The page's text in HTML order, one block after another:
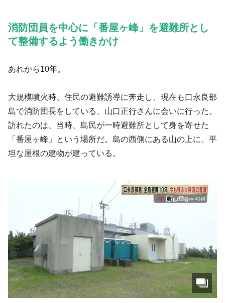
消防団員を中心に「番屋ヶ峰」を避難所とし
て整備するよう働きかけ
あれから10年。
大規模噴火時、住民の避難誘導に奔走し、現在も口永良部
島で消防団長をしている、山口正行さんに会いに行った。
訪れたのは、当時、島民が一時避難所として身を寄せた
「番屋ヶ峰」という場所だ。島の西側にある山の上に、平
坦な屋根の建物が建っている。